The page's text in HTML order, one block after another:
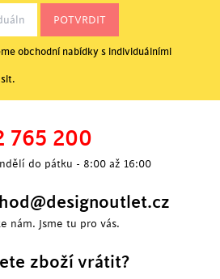
obchodní nabídky s individuálními
765 200
do pátku - 8:00 až 16:00
nám. Jsme tu pro vás.
zboží vrátit?